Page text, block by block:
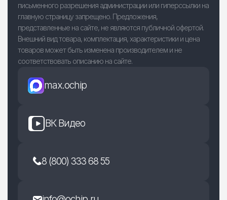
письменного разрешения администрации или гиперссылки на
главную страницу запрещено. Предложения,
представленные на сайте, не являются публичной офертой.
Внешний вид товара, комплектация, характеристики и цена
товаров может быть изменена производителем и не
соответствовать описанию на сайте.
max.ochip
ВК Видео
8 (800) 333 68 55